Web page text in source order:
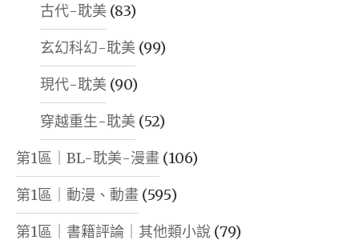
古代-耽美 (83)
玄幻科幻-耽美 (99)
現代-耽美 (90)
穿越重生-耽美 (52)
第1區｜BL-耽美-漫畫 (106)
第1區｜動漫、動畫 (595)
第1區｜書籍評論｜其他類小說 (79)